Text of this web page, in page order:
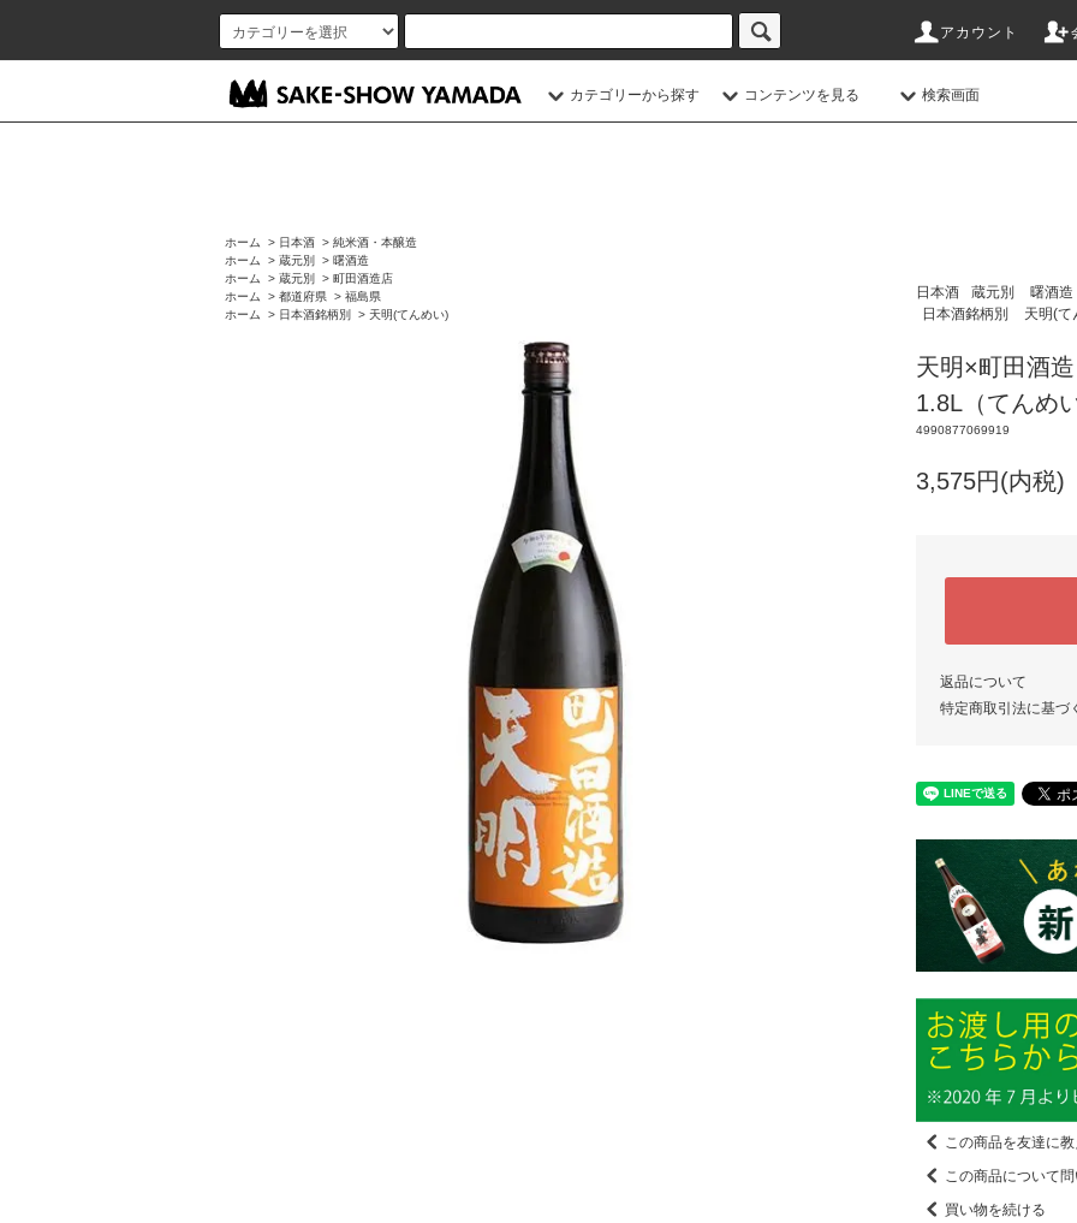
アカウント
カテゴリーから探す コンテンツを見る 検索画面
ホーム > 日本酒 >純米酒・本醸造
ホーム
>蔵元別 >曙酒造
ホーム
>蔵元別 >町田酒造店
ホーム
>都道府県 >福島県
ホーム
> 日本酒銘柄別 >天明(てんめい)
日本酒 蔵元別 曙酒造
日本酒銘柄別
天明(て
天明×町田酒
1.8L（てんめ
4990877069919
3,575円(内税)
返品について
特定商取引法に基づ
この商品を友達に教
この商品について
買い物を続ける